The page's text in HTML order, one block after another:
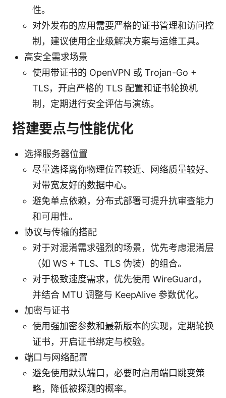
性。
对外发布的应用需要严格的证书管理和访问控
制，建议使用企业级解决方案与运维工具。
高安全需求场景
使用带证书的 OpenVPN 或 Trojan-Go +
TLS，开启严格的 TLS 配置和证书轮换机
制，定期进行安全评估与演练。
搭建要点与性能优化
选择服务器位置
尽量选择离你物理位置较近、网络质量较好、
对带宽友好的数据中心。
避免单点依赖，分布式部署可提升抗审查能力
和可用性。
协议与传输的搭配
对于对混淆需求强烈的场景，优先考虑混淆层
（如 WS + TLS、TLS 伪装）的组合。
对于极致速度需求，优先使用 WireGuard，
并结合 MTU 调整与 KeepAlive 参数优化。
加密与证书
使用强加密参数和最新版本的实现，定期轮换
证书，开启证书绑定与校验。
端口与网络配置
避免使用默认端口，必要时启用端口跳变策
略，降低被探测的概率。